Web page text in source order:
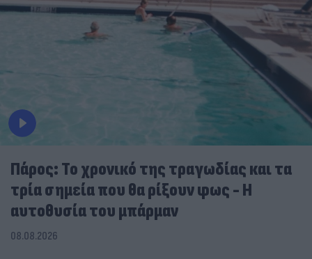
Πάρος: Το χρονικό της τραγωδίας και τα
τρία σημεία που θα ρίξουν φως - Η
αυτοθυσία του μπάρμαν
08.08.2026